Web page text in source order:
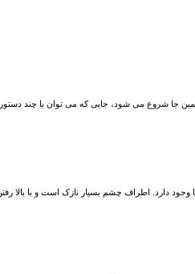
جا شروع می شود، جایی که می توان با چند
دارد. اطراف چشم بسیار نازک است و با بالا